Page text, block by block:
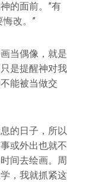
的面前。”有
改。”
当偶像，就是
是提醒神对我
能被当做交
的日子，所以
或外出也就不
间去绘画。周
，我就抓紧这